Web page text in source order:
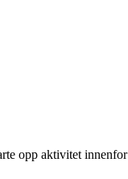
opp aktivitet innenfor